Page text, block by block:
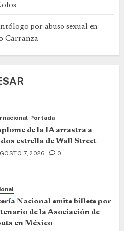
por abuso sexual en
Carranza
Portada
de la IA arrastra a
estrella de Wall Street
7, 2026 0
Nacional emite billete por
de la Asociación de
en México